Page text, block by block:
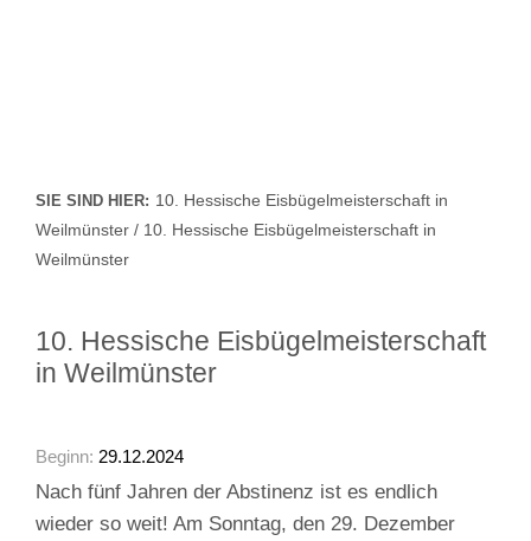
SIE SIND HIER: 10. Hessische Eisbügelmeisterschaft in
Weilmünster / 10. Hessische Eisbügelmeisterschaft in
Weilmünster
10. Hessische Eisbügelmeisterschaft
in Weilmünster
Beginn: 29.12.2024
Nach fünf Jahren der Abstinenz ist es endlich
wieder so weit! Am Sonntag, den 29. Dezember